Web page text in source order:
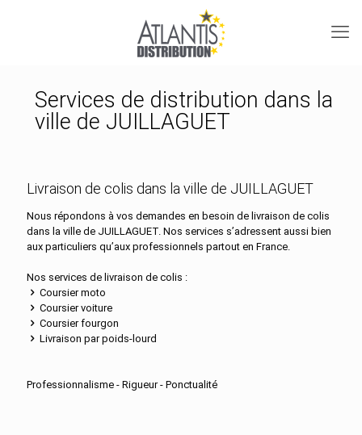
Services de distribution dans la
ville de JUILLAGUET
Livraison de colis dans la ville de JUILLAGUET
Nous répondons à vos demandes en besoin de livraison de colis
dans la ville de JUILLAGUET. Nos services s’adressent aussi bien
aux particuliers qu’aux professionnels partout en France.
Nos services de livraison de colis :
Coursier moto
Coursier voiture
Coursier fourgon
Livraison par poids-lourd
Professionnalisme - Rigueur - Ponctualité